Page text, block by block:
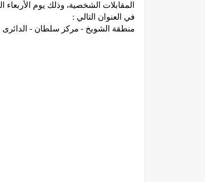
في العنوان التالي :
منطقة الشويخ - مركز سلطان - الدائرى